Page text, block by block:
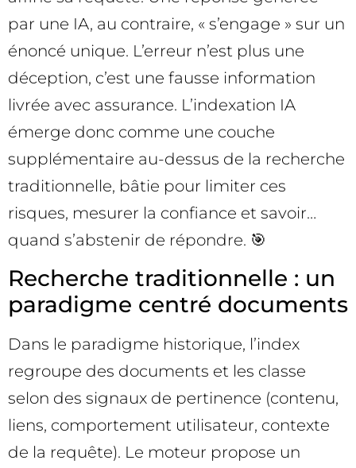
par une IA, au contraire, « s’engage » sur un
énoncé unique. L’erreur n’est plus une
déception, c’est une fausse information
livrée avec assurance. L’indexation IA
émerge donc comme une couche
supplémentaire au-dessus de la recherche
traditionnelle, bâtie pour limiter ces
risques, mesurer la confiance et savoir…
quand s’abstenir de répondre. 🎯
Recherche traditionnelle : un
paradigme centré documents
Dans le paradigme historique, l’index
regroupe des documents et les classe
selon des signaux de pertinence (contenu,
liens, comportement utilisateur, contexte
de la requête). Le moteur propose un